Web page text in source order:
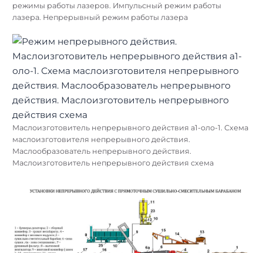
режимы работы лазеров. Импульсный режим работы
лазера. Непрерывный режим работы лазера
Маслоизготовитель непрерывного действия а1-оло-1. Схема
маслоизготовителя непрерывного действия.
Маслообразователь непрерывного действия.
Маслоизготовитель непрерывного действия схема